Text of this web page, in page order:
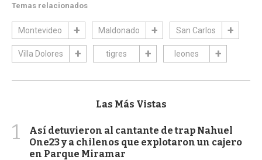
Temas relacionados
Montevideo Maldonado San Carlos
Villa Dolores tigres leones
Las Más Vistas
1
Así detuvieron al cantante de trap Nahuel
One23 y a chilenos que explotaron un cajero
en Parque Miramar